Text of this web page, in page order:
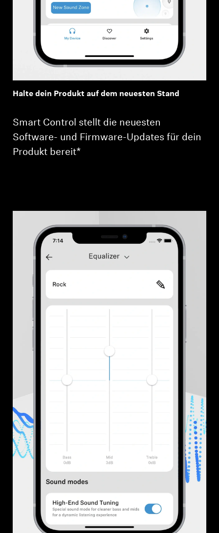
Halte dein Produkt auf dem neuesten Stand
Smart Control stellt die neuesten
Software- und Firmware-Updates für dein
Produkt bereit*